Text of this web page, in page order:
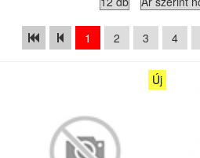
1 2 3 4
Új